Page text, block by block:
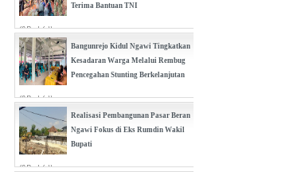
Terima Bantuan TNI
(0 Reply(s))
Bangunrejo Kidul Ngawi Tingkatkan
Kesadaran Warga Melalui Rembug
Pencegahan Stunting Berkelanjutan
(0 Reply(s))
Realisasi Pembangunan Pasar Beran
Ngawi Fokus di Eks Rumdin Wakil
Bupati
(0 Reply(s))